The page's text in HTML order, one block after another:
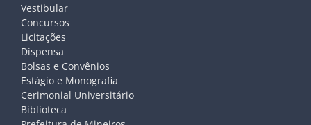
Vestibular
Concursos
Licitações
Dispensa
Bolsas e Convênios
Estágio e Monografia
Cerimonial Universitário
Biblioteca